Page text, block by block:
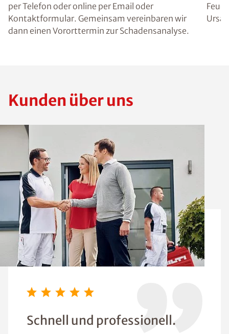
per Telefon oder online per Email oder
Kontaktformular. Gemeinsam vereinbaren wir
dann einen Vororttermin zur Schadensanalyse.
Kunden über uns
Schnell und professionell.